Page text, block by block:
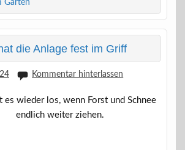
Garten
die Anlage fest im Griff
Kommentar hinterlassen
es wieder los, wenn Forst und Schnee
endlich weiter ziehen.